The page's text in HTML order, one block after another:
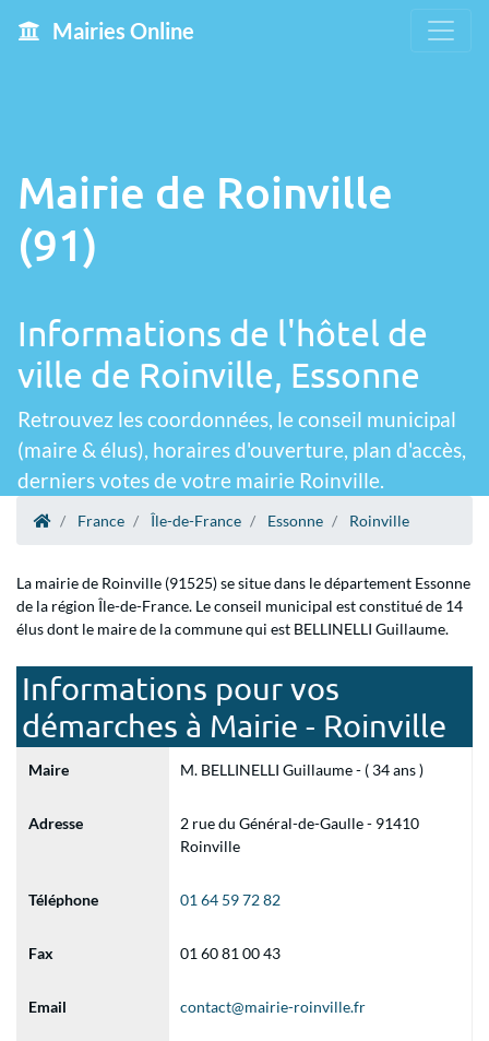
Mairies Online
Mairie de Roinville
(91)
Informations de l'hôtel de
ville de Roinville, Essonne
Retrouvez les coordonnées, le conseil municipal
(maire & élus), horaires d'ouverture, plan d'accès,
derniers votes de votre mairie Roinville.
France Île-de-France Essonne Roinville
La mairie de Roinville (91525) se situe dans le département Essonne
de la région Île-de-France. Le conseil municipal est constitué de 14
élus dont le maire de la commune qui est BELLINELLI Guillaume.
Informations pour vos
démarches à Mairie - Roinville
Maire M. BELLINELLI Guillaume - ( 34 ans )
Adresse
2 rue du Général-de-Gaulle - 91410
Roinville
Téléphone 01 64 59 72 82
Fax 01 60 81 00 43
Email contact@mairie-roinville.fr